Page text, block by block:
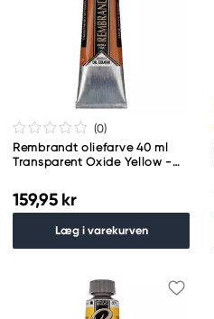
(0)
Rembrandt oliefarve 40 ml
Transparent Oxide Yellow -
159,95 kr
Læg i varekurven